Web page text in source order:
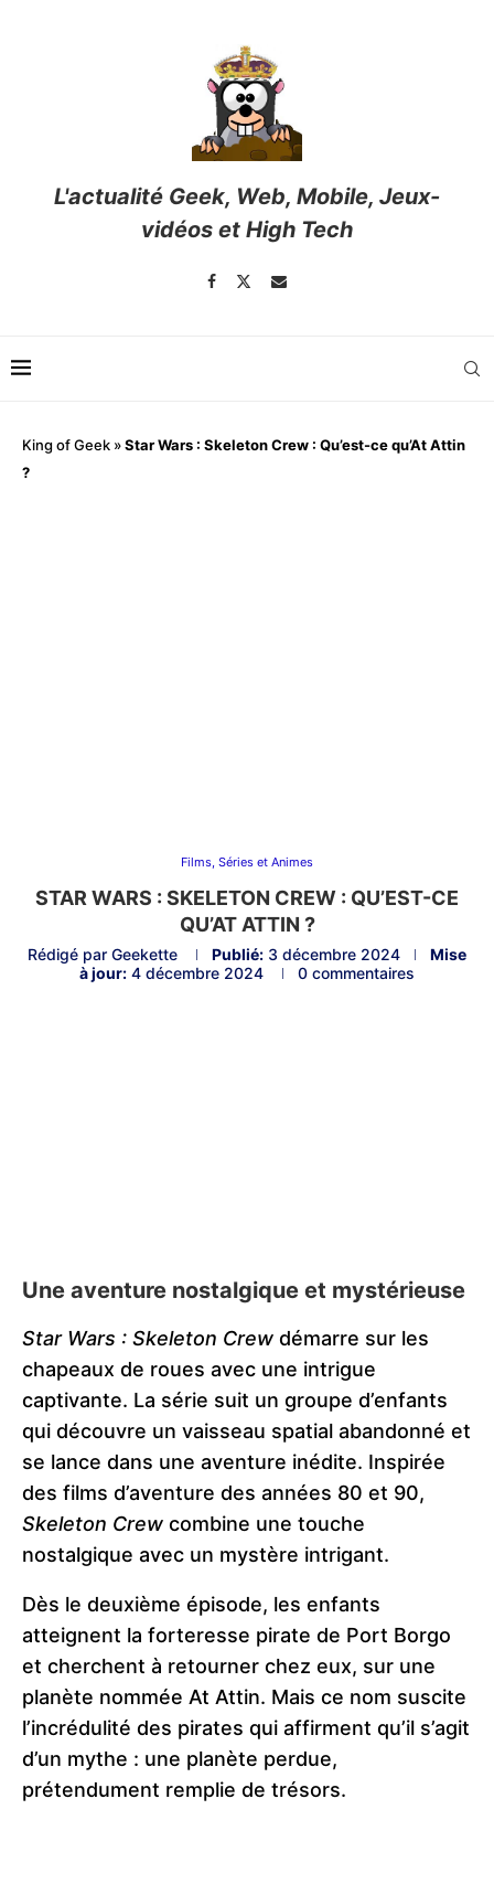
L'actualité Geek, Web, Mobile, Jeux-
vidéos et High Tech
King of Geek »Star Wars : Skeleton Crew : Qu’est-ce qu’At Attin
?
Films, Séries et Animes
STAR WARS : SKELETON CREW : QU’EST-CE
QU’AT ATTIN ?
Rédigé par Geekette Publié: 3 décembre 2024
Mise
à jour: 4 décembre 2024 0 commentaires
Une aventure nostalgique et mystérieuse
Star Wars : Skeleton Crew démarre sur les
chapeaux de roues avec une intrigue
captivante. La série suit un groupe d’enfants
qui découvre un vaisseau spatial abandonné et
se lance dans une aventure inédite. Inspirée
des films d’aventure des années 80 et 90,
Skeleton Crew combine une touche
nostalgique avec un mystère intrigant.
Dès le deuxième épisode, les enfants
atteignent la forteresse pirate de Port Borgo
et cherchent à retourner chez eux, sur une
planète nommée At Attin. Mais ce nom suscite
l’incrédulité des pirates qui affirment qu’il s’agit
d’un mythe : une planète perdue,
prétendument remplie de trésors.